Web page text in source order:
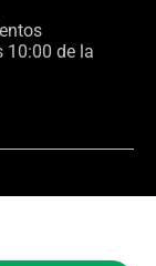
10:00 de la